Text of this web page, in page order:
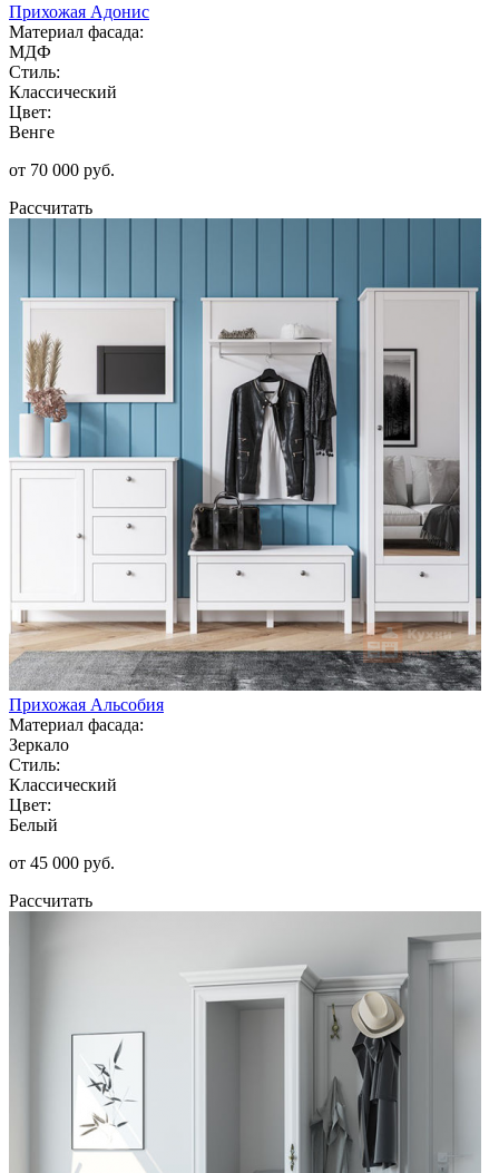
Прихожая Адонис
Материал фасада:
МДФ
Стиль:
Классический
Цвет:
Венге
от 70 000 руб.
Рассчитать
Прихожая Альсобия
Материал фасада:
Зеркало
Стиль:
Классический
Цвет:
Белый
от 45 000 руб.
Рассчитать